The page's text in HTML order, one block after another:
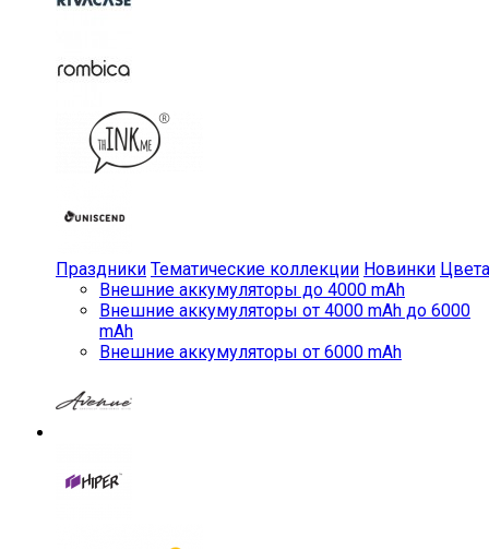
Праздники Тематические коллекции Новинки Цвета
Внешние аккумуляторы до 4000 mAh
Внешние аккумуляторы от 4000 mAh до 6000
mAh
Внешние аккумуляторы от 6000 mAh